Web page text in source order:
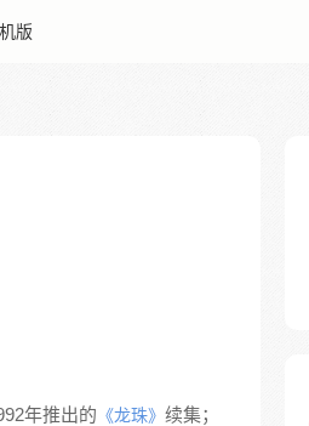
版
年推出的 《龙珠》 续集；